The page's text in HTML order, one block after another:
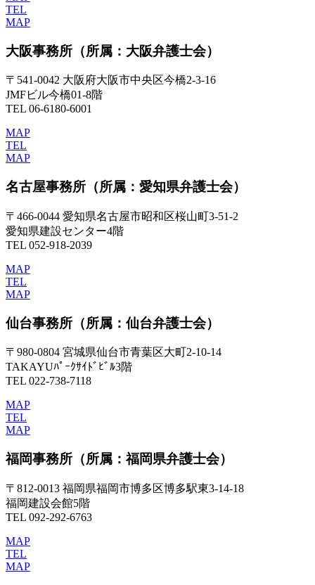
TEL
MAP
大阪事務所 （所属：大阪弁護士会）
〒541-0042 大阪府大阪市中央区今橋2-3-16
JMFビル今橋01-8階
TEL 06-6180-6001
MAP
TEL
MAP
名古屋事務所 （所属：愛知県弁護士会）
〒466-0044 愛知県名古屋市昭和区桜山町3-51-2
愛知県建設センター4階
TEL 052-918-2039
MAP
TEL
MAP
仙台事務所 （所属：仙台弁護士会）
〒980-0804 宮城県仙台市青葉区大町2-10-14
TAKAYUﾊﾟｰｸｻｲﾄﾞﾋﾞﾙ3階
TEL 022-738-7118
MAP
TEL
MAP
福岡事務所 （所属：福岡県弁護士会）
〒812-0013 福岡県福岡市博多区博多駅東3-14-18
福岡建設会館5階
TEL 092-292-6763
MAP
TEL
MAP